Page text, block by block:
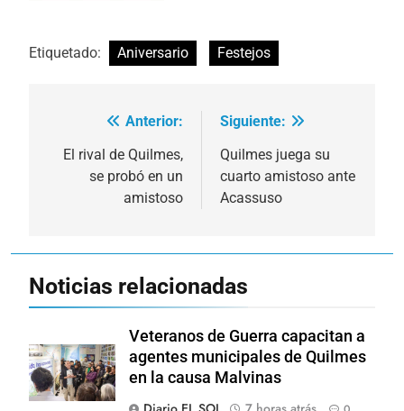
Etiquetado: Aniversario Festejos
Navegación
de
entradas
Anterior:
El rival de Quilmes,
se probó en un
amistoso
Siguiente:
Quilmes juega su
cuarto amistoso ante
Acassuso
Noticias relacionadas
Veteranos de Guerra capacitan a
agentes municipales de Quilmes
en la causa Malvinas